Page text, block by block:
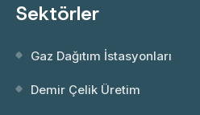
Sektörler
Gaz Dağıtım İstasyonları
Demir Çelik Üretim